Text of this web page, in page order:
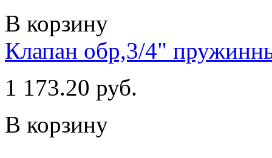
В корзину
Клапан обр,3/4"
1 173.20 руб.
В корзину